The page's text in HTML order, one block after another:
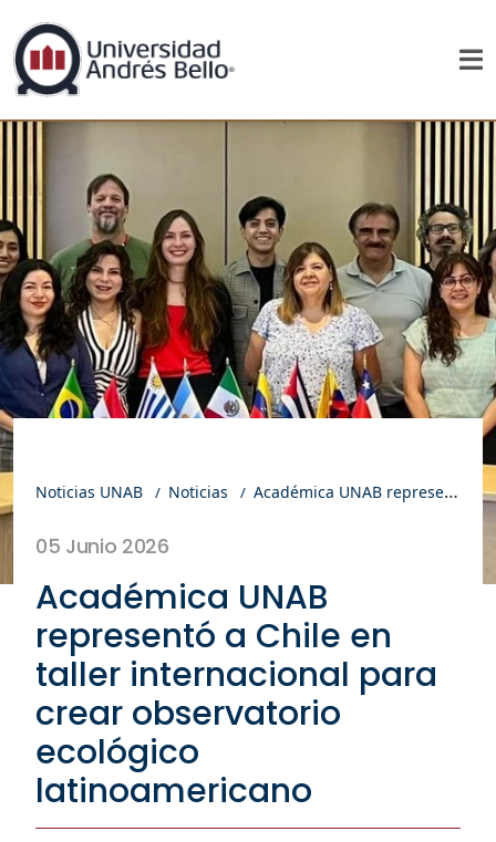
Noticias UNAB Noticias Académica UNAB representó a Chile en taller internacional para crear observatorio ecológico latinoamericano
05 Junio 2026
Académica UNAB
representó a Chile en
taller internacional para
crear observatorio
ecológico
latinoamericano